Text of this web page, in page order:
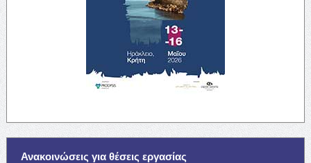
Ανακοινώσεις για θέσεις εργασίας